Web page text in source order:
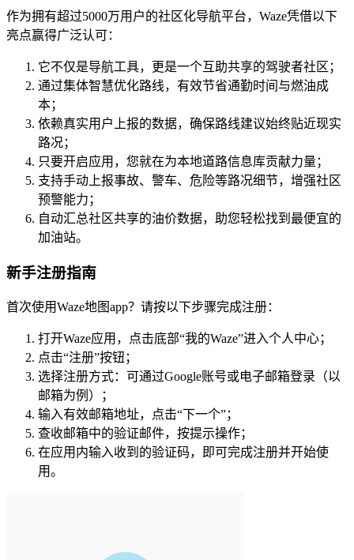
作为拥有超过5000万用户的社区化导航平台，Waze凭借以下
亮点赢得广泛认可：
它不仅是导航工具，更是一个互助共享的驾驶者社区；
通过集体智慧优化路线，有效节省通勤时间与燃油成
本；
依赖真实用户上报的数据，确保路线建议始终贴近现实
路况；
只要开启应用，您就在为本地道路信息库贡献力量；
支持手动上报事故、警车、危险等路况细节，增强社区
预警能力；
自动汇总社区共享的油价数据，助您轻松找到最便宜的
加油站。
新手注册指南
首次使用Waze地图app？请按以下步骤完成注册：
打开Waze应用，点击底部“我的Waze”进入个人中心；
点击“注册”按钮；
选择注册方式：可通过Google账号或电子邮箱登录（以
邮箱为例）；
输入有效邮箱地址，点击“下一个”；
查收邮箱中的验证邮件，按提示操作；
在应用内输入收到的验证码，即可完成注册并开始使
用。